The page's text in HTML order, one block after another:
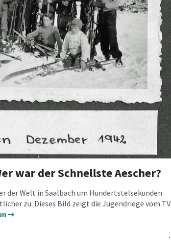
war der Schnellste Aescher?
der Welt in Saalbach um Hundertstelsekunden
zu. Dieses Bild zeigt die Jugendriege vom TV
➞